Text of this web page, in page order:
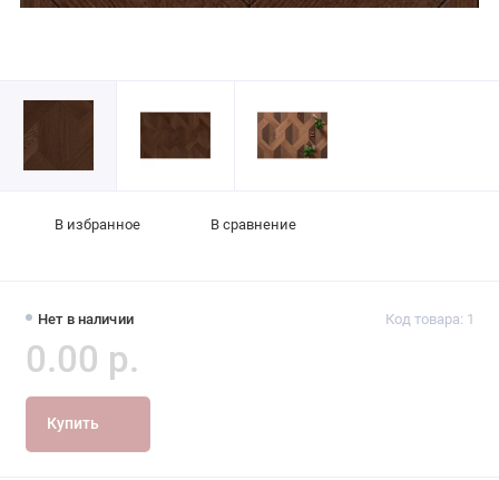
Нет в наличии Код товара: 1
0.00 р.
Купить
В избранное В сравнение